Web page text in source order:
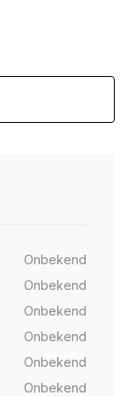
Onbekend
Onbekend
Onbekend
Onbekend
Onbekend
Onbekend